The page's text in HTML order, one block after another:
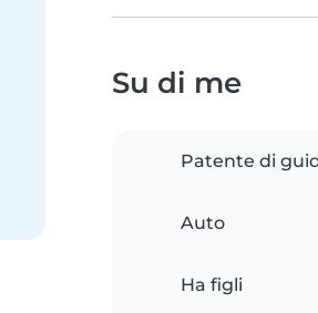
Su di me
Patente di
Auto
Ha figli